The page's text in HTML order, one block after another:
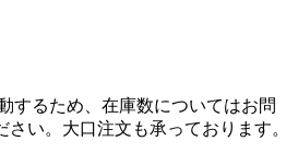
するため、在庫数についてはお問
い。大口注文も承っております。